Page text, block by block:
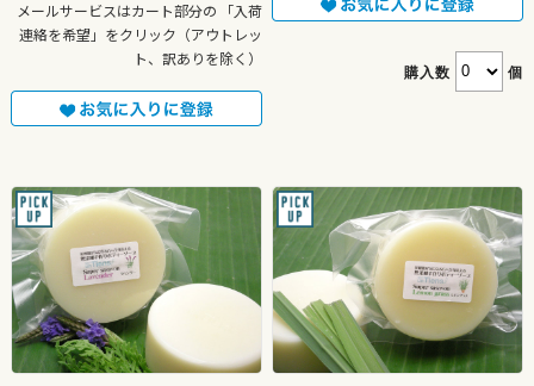
メールサービスはカート部分の 「入荷
連絡を希望」をクリック（アウトレッ
ト、訳ありを除く）
購入数 個